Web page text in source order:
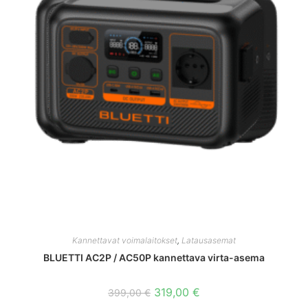
Kannettavat voimalaitokset, Latausasemat
BLUETTI AC2P / AC50P kannettava virta-asema
399,00€ Alkuperäinen
hinta
319,00 €